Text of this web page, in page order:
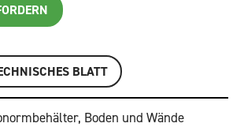
BLATT
Boden und Wände